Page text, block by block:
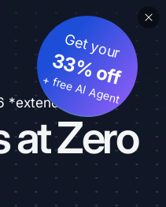
*extended
at Zero
Get your
33% off
+ free AI Agent